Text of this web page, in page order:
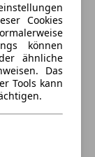
Cookies
können
ähnliche
Das
Tools kann